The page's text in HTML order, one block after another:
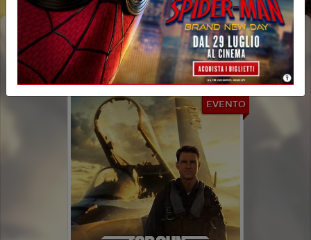
TOP GUN: MAVERICK (TOP GUN 40TH
ANNIVERSARY)
EVENTO